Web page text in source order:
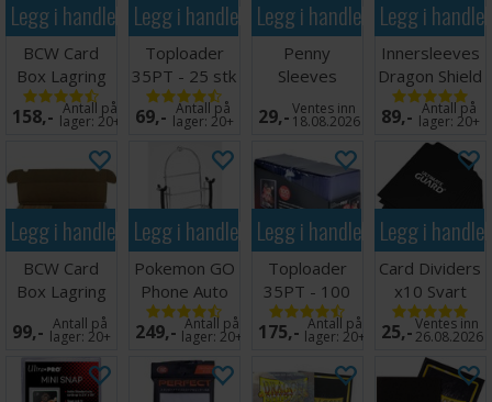
Pokémon TCG-samlere, og kombinerer maksimal beskyttelse
med en elegant, utstillingsklar finish.
Legg i handlekurven
BCW Card
Box Lagring
4000 kort
158,- Antall på
lager: 20+
Legg i handlekurven
Toploader
35PT - 25 stk
63,5 x 88,9
mm
69,- Antall på
lager:20+
Legg i handlekurven
Penny
Sleeves
63.5x89mm
100 stk
29,-Ventes inn
18.08.2026
Legg i
Innersleeves
Dragon Shield
Klar
64x89mm
89,- Antall på
lager:20+
Legg i handlekurven
BCW Card
Box Lagring
1000 kort
99,- Antall på
lager:20+
Legg i handlekurven
Pokemon GO
Phone Auto
Skrittgenerator
249,- Antall på
lager:20+
Legg i handlekurven
Toploader
35PT - 100
stk 63,5 x
88,9 mm
175,- Antall på
lager:20+
Legg i
Card Dividers
x10 Svart
25,-Ventes inn
26.08.2026